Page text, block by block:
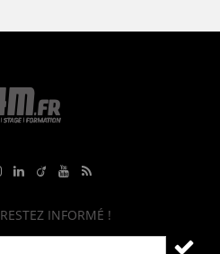
RESTEZ INFORMÉ !